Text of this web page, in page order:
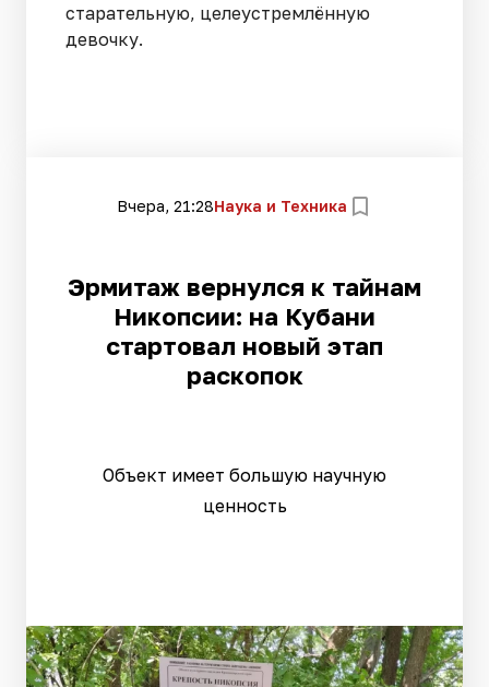
старательную, целеустремлённую
девочку.
Вчера, 21:28Наука и Техника
Эрмитаж вернулся к тайнам
Никопсии: на Кубани
стартовал новый этап
раскопок
Объект имеет большую научную
ценность